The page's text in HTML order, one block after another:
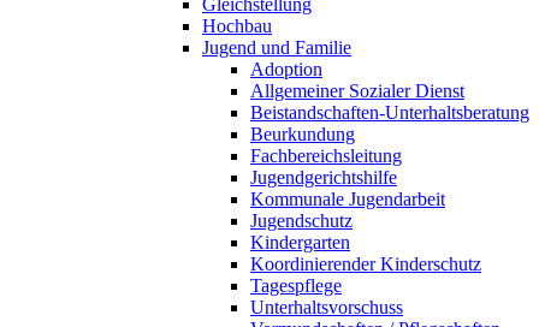
Gleichstellung
Hochbau
Jugend und Familie
Adoption
Allgemeiner Sozialer Dienst
Beistandschaften-Unterhaltsberatung
Beurkundung
Fachbereichsleitung
Jugendgerichtshilfe
Kommunale Jugendarbeit
Jugendschutz
Kindergarten
Koordinierender Kinderschutz
Tagespflege
Unterhaltsvorschuss